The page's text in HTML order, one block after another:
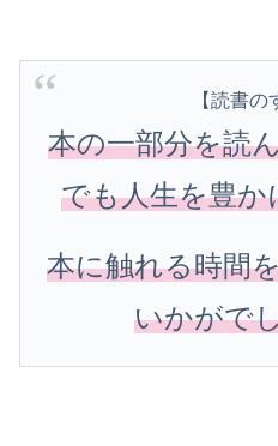
【読書の
本の一部分を読
でも人生を豊
本に触れる時間
いかがで